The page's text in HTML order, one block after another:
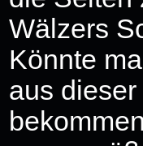
Wälzers
Könnte
aus